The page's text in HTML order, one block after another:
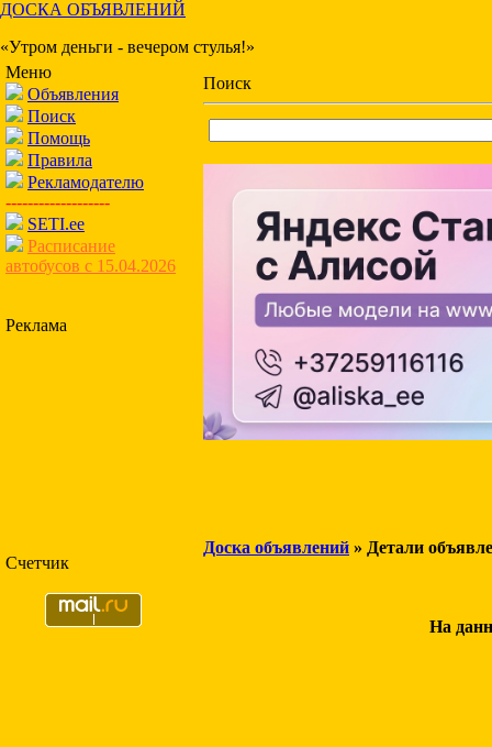
ДОСКА ОБЪЯВЛЕНИЙ
«Утром деньги - вечером стулья!»
Меню
Объявления
Поиск
Помощь
Правила
Рекламодателю
-------------------
SETI.ee
Расписание
автобусов с 15.04.2026
Реклама
Счетчик
Поиск
Доска объявлений » Детали
На